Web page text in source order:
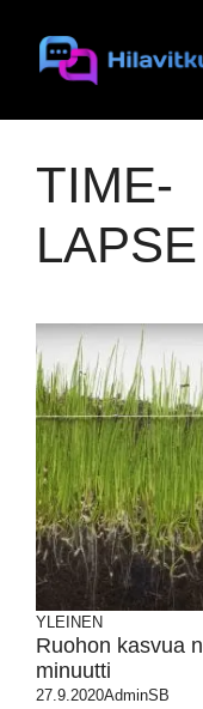
sisältöön
TIME-
LAPSE
YLEINEN
Ruohon kasvua
minuutti
27.9.2020AdminSB